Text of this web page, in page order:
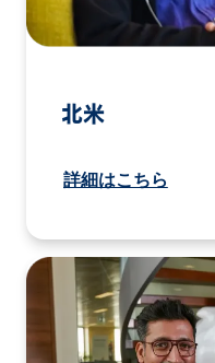
北米
詳細はこちら